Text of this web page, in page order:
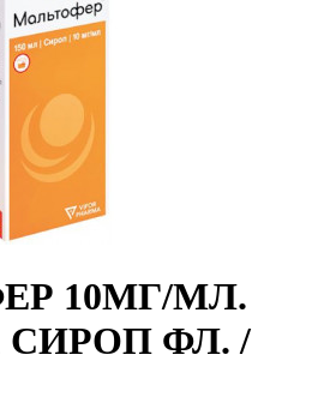
10МГ/МЛ.
СИРОП ФЛ. /